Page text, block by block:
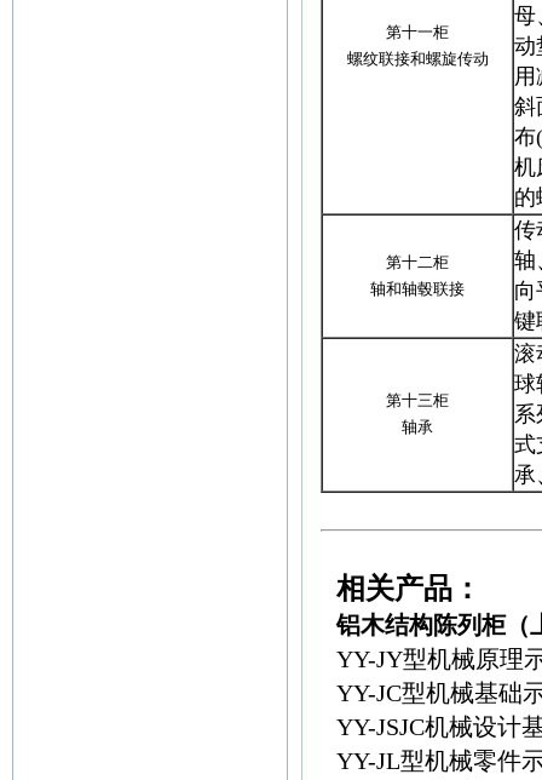
第十一柜
螺纹联接和螺旋传动
母
动
用
斜
布
机
的
第十二柜
轴和轴毂联接
传
轴
向
键
第十三柜
轴承
滚
球
系
式
承
相关产品：
铝木结构陈列柜（
YY-JY型机械原理
YY-JC型机械基础
YY-JSJC机械设计
YY-JL型机械零件